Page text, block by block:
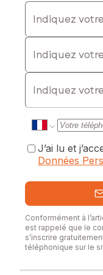
Indiquez votre
Indiquez votre
E-mail
J’ai lu et
Données
Conformément à
est rappelé que le
s’inscrire
téléphonique sur le